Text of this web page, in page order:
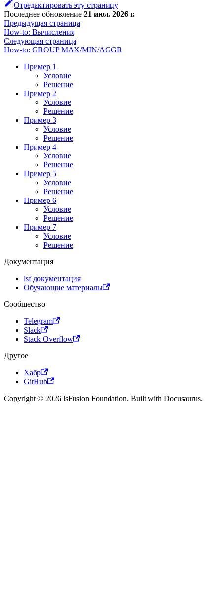
Отредактировать эту страницу
Последнее обновление 21 июл. 2026 г.
Предыдущая страница
How-to: Вычисления
Следующая страница
How-to: GROUP MAX/MIN/AGGR
Пример 1
Условие
Решение
Пример 2
Условие
Решение
Пример 3
Условие
Решение
Пример 4
Условие
Решение
Пример 5
Условие
Решение
Пример 6
Условие
Решение
Пример 7
Условие
Решение
Документация
lsf документация
Обучающие материалы
Сообщество
Telegram
Slack
Stack Overflow
Другое
Хабр
GitHub
Copyright © 2026 lsFusion Foundation. Built with Docusaurus.